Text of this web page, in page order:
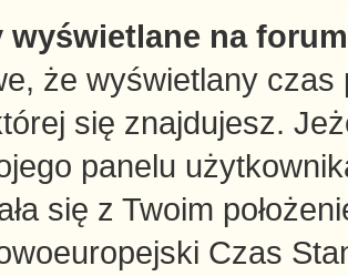
wyświetlane na
że wyświetlany
się znajdujesz.
panelu
się z Twoim
Czas